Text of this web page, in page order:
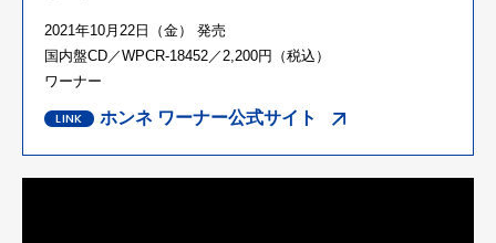
2021年10月22日（金） 発売
国内盤CD／WPCR-18452／2,200円（税込）
ワーナー
ホンネ ワーナー公式サイト